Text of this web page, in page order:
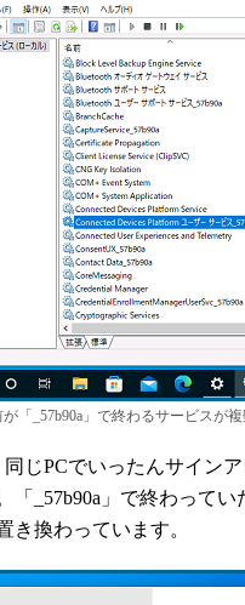
「_57b90a」で終わるサービスが複
同じPCでいったんサイン
「_57b90a」で終わって
き換わっています。